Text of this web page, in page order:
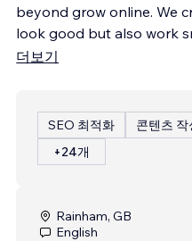
beyond grow online. We
look good but also work
더보기
SEO 최적화 콘텐츠 작
+24개
Rainham, GB
English